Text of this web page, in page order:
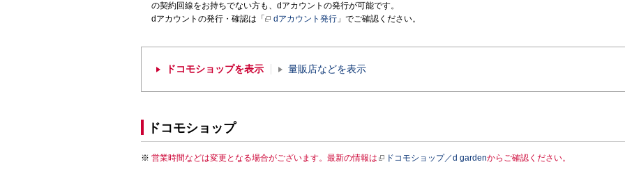
の契約回線をお持ちでない方も、dアカウントの発行が可能です。
dアカウントの発行・確認は「
dアカウント発行 」でご確認ください。
ドコモショップを表示 量販店などを表示
ドコモショップ
営業時間などは変更となる場合がございます。最新の情報は ドコモショップ／d gardenからご確認ください。